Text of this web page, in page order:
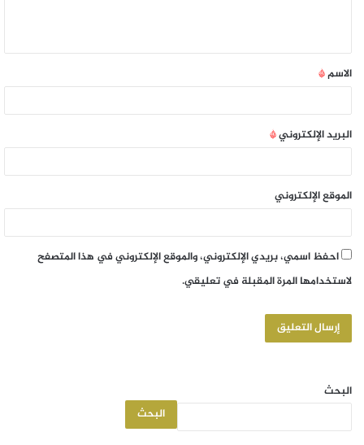
الاسم*
البريد الإلكتروني*
الموقع الإلكتروني
احفظ اسمي، بريدي الإلكتروني، والموقع الإلكتروني في هذا المتصفح
لاستخدامها المرة المقبلة في تعليقي.
البحث
البحث